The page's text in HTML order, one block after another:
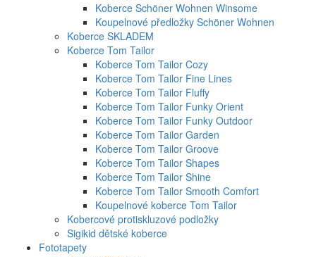
Koberce Schöner Wohnen Winsome
Koupelnové předložky Schöner Wohnen
Koberce SKLADEM
Koberce Tom Tailor
Koberce Tom Tailor Cozy
Koberce Tom Tailor Fine Lines
Koberce Tom Tailor Fluffy
Koberce Tom Tailor Funky Orient
Koberce Tom Tailor Funky Outdoor
Koberce Tom Tailor Garden
Koberce Tom Tailor Groove
Koberce Tom Tailor Shapes
Koberce Tom Tailor Shine
Koberce Tom Tailor Smooth Comfort
Koupelnové koberce Tom Tailor
Kobercové protiskluzové podložky
Sigikid dětské koberce
Fototapety